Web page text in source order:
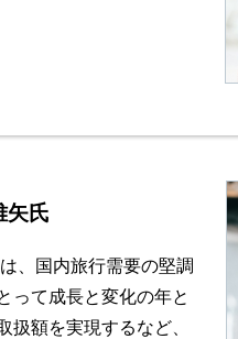
氏
、国内旅行需要の堅調
って成長と変化の年と
額を実現するなど、